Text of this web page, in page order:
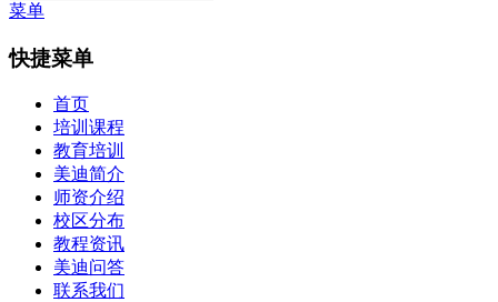
菜单
快捷菜单
首页
培训课程
教育培训
美迪简介
师资介绍
校区分布
教程资讯
美迪问答
联系我们